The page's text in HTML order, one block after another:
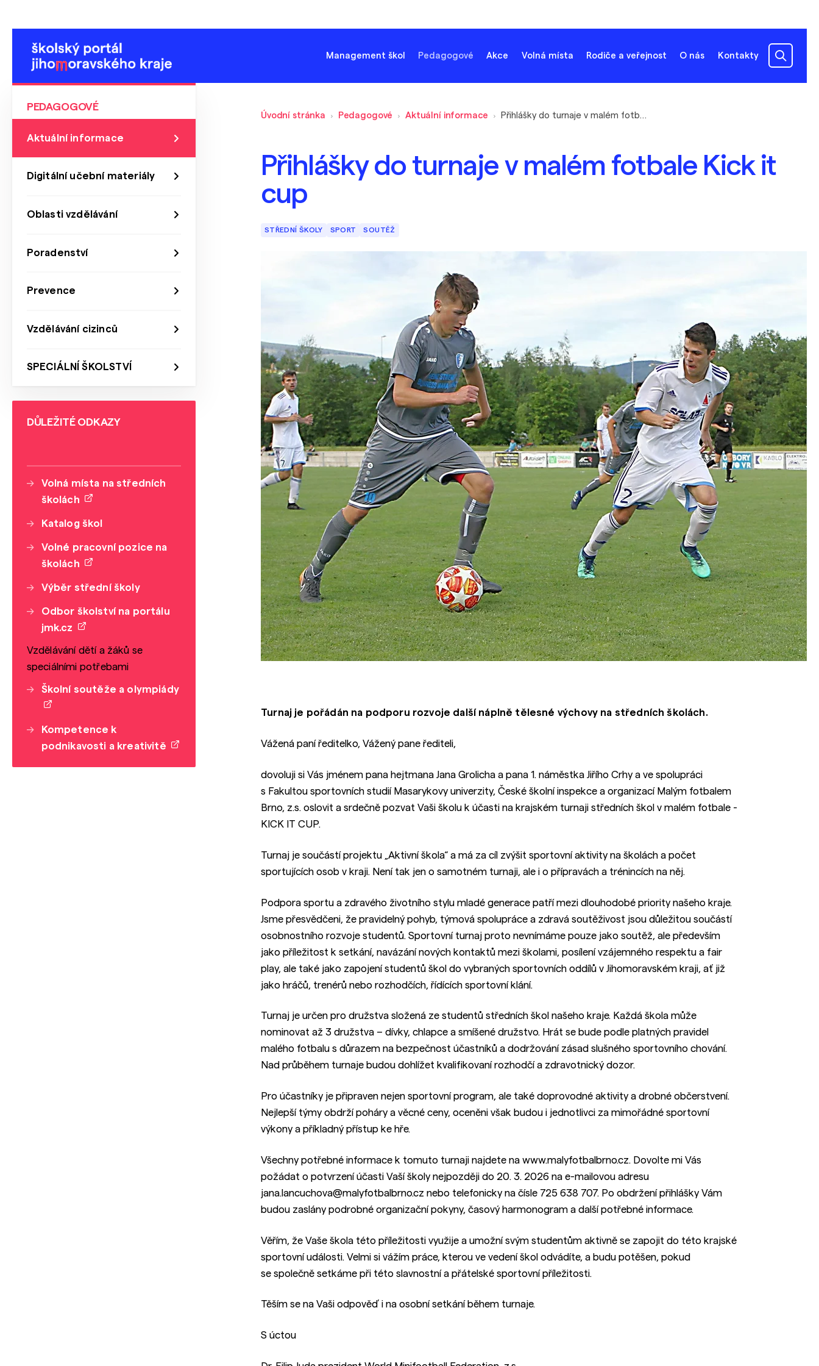
Management škol Pedagogové Akce Volná místa Rodiče a veřejnost O nás Kontakty
Úvodní stránka Pedagogové Aktuální informace Přihlášky do turnaje v malém fotbale Kick it cup
Přihlášky do turnaje v malém fotbale Kick it
cup
STŘEDNÍ ŠKOLY SPORT SOUTĚŽ
Turnaj je pořádán na podporu rozvoje další náplně tělesné výchovy na středních školách.
Vážená paní ředitelko, Vážený pane řediteli,
dovoluji si Vás jménem pana hejtmana Jana Grolicha a pana 1. náměstka Jiřího Crhy a ve spolupráci
s Fakultou sportovních studií Masarykovy univerzity, České školní inspekce a organizací Malým fotbalem
Brno, z.s. oslovit a srdečně pozvat Vaši školu k účasti na krajském turnaji středních škol v malém fotbale -
KICK IT CUP.
Turnaj je součástí projektu „Aktivní škola“ a má za cíl zvýšit sportovní aktivity na školách a počet
sportujících osob v kraji. Není tak jen o samotném turnaji, ale i o přípravách a trénincích na něj.
Podpora sportu a zdravého životního stylu mladé generace patří mezi dlouhodobé priority našeho kraje.
Jsme přesvědčeni, že pravidelný pohyb, týmová spolupráce a zdravá soutěživost jsou důležitou součástí
osobnostního rozvoje studentů. Sportovní turnaj proto nevnímáme pouze jako soutěž, ale především
jako příležitost k setkání, navázání nových kontaktů mezi školami, posílení vzájemného respektu a fair
play, ale také jako zapojení studentů škol do vybraných sportovních oddílů v Jihomoravském kraji, ať již
jako hráčů, trenérů nebo rozhodčích, řídících sportovní klání.
Turnaj je určen pro družstva složená ze studentů středních škol našeho kraje. Každá škola může
nominovat až 3 družstva – dívky, chlapce a smíšené družstvo. Hrát se bude podle platných pravidel
malého fotbalu s důrazem na bezpečnost účastníků a dodržování zásad slušného sportovního chování.
Nad průběhem turnaje budou dohlížet kvalifikovaní rozhodčí a zdravotnický dozor.
Pro účastníky je připraven nejen sportovní program, ale také doprovodné aktivity a drobné občerstvení.
Nejlepší týmy obdrží poháry a věcné ceny, oceněni však budou i jednotlivci za mimořádné sportovní
výkony a příkladný přístup ke hře.
Všechny potřebné informace k tomuto turnaji najdete na www.malyfotbalbrno.cz. Dovolte mi Vás
požádat o potvrzení účasti Vaší školy nejpozději do 20. 3. 2026 na e-mailovou adresu
jana.lancuchova@malyfotbalbrno.cz nebo telefonicky na čísle 725 638 707. Po obdržení přihlášky Vám
budou zaslány podrobné organizační pokyny, časový harmonogram a další potřebné informace.
Věřím, že Vaše škola této příležitosti využije a umožní svým studentům aktivně se zapojit do této krajské
sportovní události. Velmi si vážím práce, kterou ve vedení škol odvádíte, a budu potěšen, pokud
se společně setkáme při této slavnostní a přátelské sportovní příležitosti.
Těším se na Vaši odpověď i na osobní setkání během turnaje.
S úctou
PEDAGOGOVÉ
Aktuální informace
Digitální učební materiály
Oblasti vzdělávání
Poradenství
Prevence
Vzdělávání cizinců
SPECIÁLNÍ ŠKOLSTVÍ
DŮLEŽITÉ ODKAZY
Volná místa na středních
školách
Katalog škol
Volné pracovní pozice na
školách
Výběr střední školy
Odbor školství na portálu
jmk.cz
Vzdělávání dětí a žáků se
speciálními potřebami
Školní soutěže a olympiády
Kompetence k
podnikavosti a kreativitě